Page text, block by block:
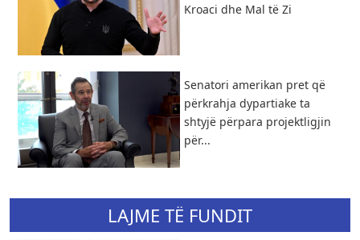
Kroaci dhe Mal të Zi
Senatori amerikan pret që
përkrahja dypartiake ta
shtyjë përpara projektligjin
për...
LAJME TË FUNDIT